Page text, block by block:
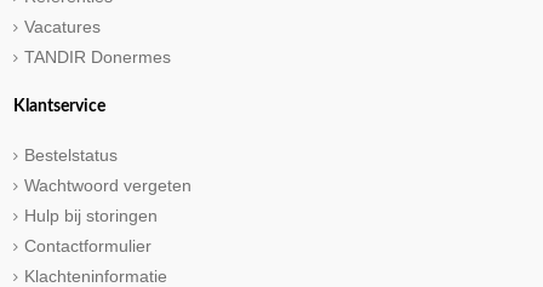
Vacatures
TANDIR Donermes
Klantservice
Bestelstatus
Wachtwoord vergeten
Hulp bij storingen
Contactformulier
Klachteninformatie